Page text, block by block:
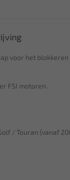
voor het blokkeren
FSI motoren.
/ Touran (vanaf